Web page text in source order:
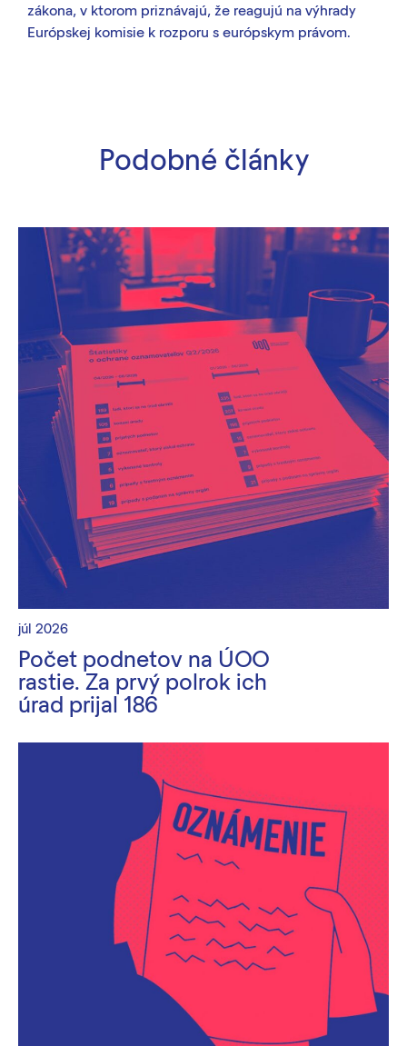
zákona, v ktorom priznávajú, že reagujú na výhrady
Európskej komisie k rozporu s európskym právom.
Podobné články
júl 2026
Počet podnetov na ÚOO
rastie. Za prvý polrok ich
úrad prijal 186